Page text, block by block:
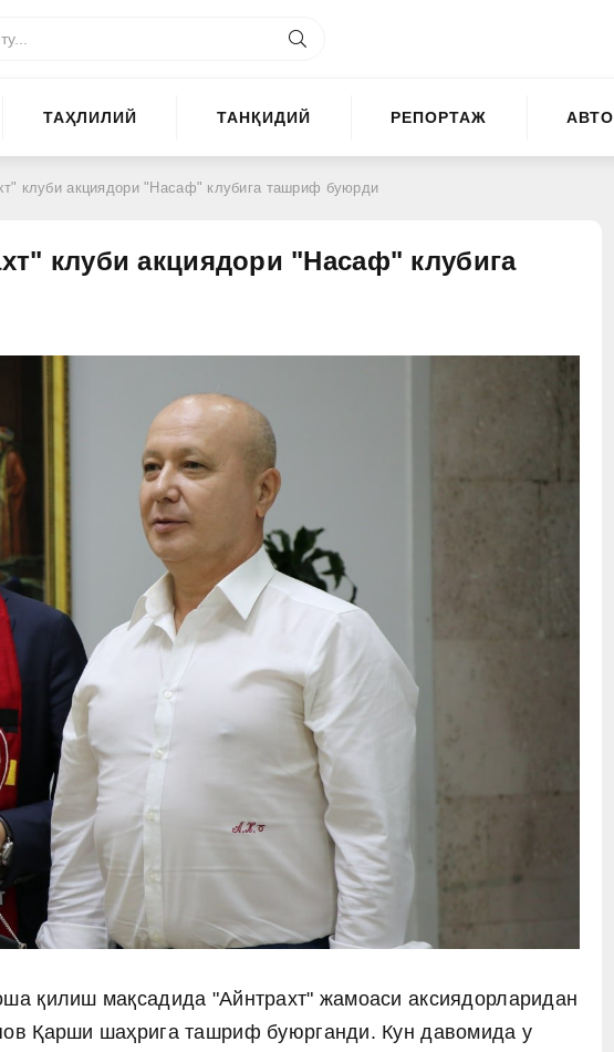
ТАҲЛИЛИЙ ТАНҚИДИЙ РЕПОРТАЖ АВТО
клуби акциядори "Насаф" клубига ташриф буюрди
клуби акциядори "Насаф" клубига
қилиш мақсадида "Айнтрахт" жамоаси аксиядорларидан
Қарши шаҳрига ташриф буюрганди. Кун давомида у